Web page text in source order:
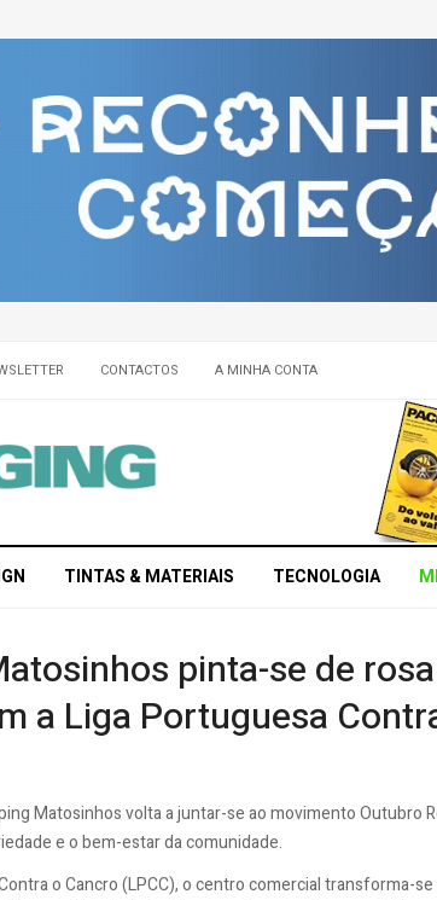
CONTACTOS A MINHA CONTA
TINTAS & MATERIAIS TECNOLOGIA
pinta-se de
a Liga Portuguesa
Matosinhos volta a juntar-se ao movimento Outubro
e o bem-estar da comunidade.
o Cancro (LPCC), o centro comercial transforma-